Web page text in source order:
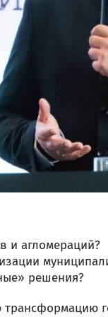
и агломераций?
решения?